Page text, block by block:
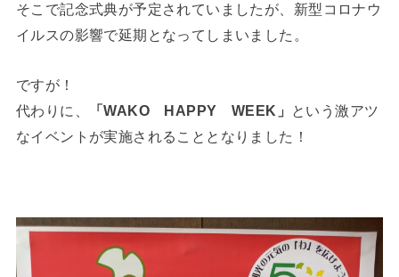
そこで記念式典が予定されていましたが、新型コロナウ
イルスの影響で延期となってしまいました。
ですが！
代わりに、
「WAKO HAPPY WEEK」
という激アツ
なイベントが実施されることとなりました！